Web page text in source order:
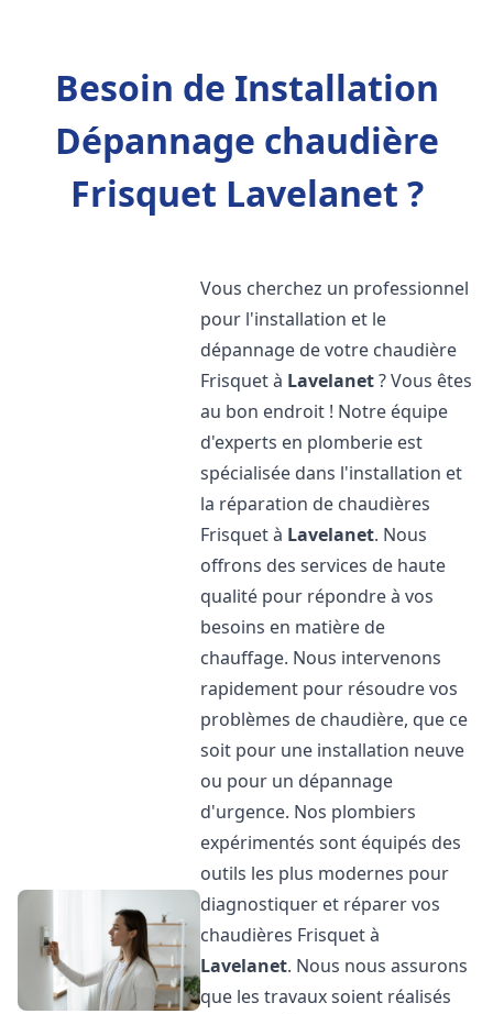
Besoin de Installation
Dépannage chaudière
Frisquet Lavelanet ?
Vous cherchez un professionnel
pour l'installation et le
dépannage de votre chaudière
Frisquet à Lavelanet? Vous êtes
au bon endroit ! Notre équipe
d'experts en plomberie est
spécialisée dans l'installation et
la réparation de chaudières
Frisquet à Lavelanet. Nous
offrons des services de haute
qualité pour répondre à vos
besoins en matière de
chauffage. Nous intervenons
rapidement pour résoudre vos
problèmes de chaudière, que ce
soit pour une installation neuve
ou pour un dépannage
d'urgence. Nos plombiers
expérimentés sont équipés des
outils les plus modernes pour
diagnostiquer et réparer vos
chaudières Frisquet à
Lavelanet. Nous nous assurons
que les travaux soient réalisés